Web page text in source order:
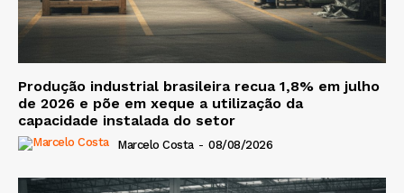
Produção industrial brasileira recua 1,8% em julho
de 2026 e põe em xeque a utilização da
capacidade instalada do setor
Marcelo Costa - 08/08/2026